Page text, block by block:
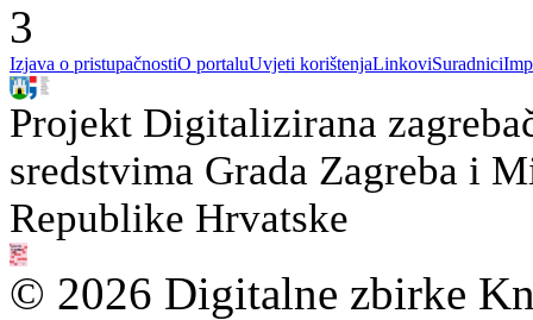
3
Izjava o pristupačnostiO portaluUvjeti korištenjaLinkoviSuradnici
Projekt Digitalizirana
sredstvima Grada Zagreba i
Republike Hrvatske
© 2026 Digitalne zbirke